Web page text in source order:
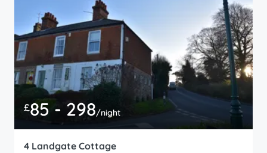
£85 - 298/night
4 Landgate Cottage